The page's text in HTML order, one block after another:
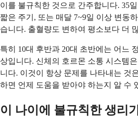
이를 불규칙한 것으로 간주합니다. 35
짧은 주기, 또는 매달 7~9일 이상 변동
습니다. 출혈량도 변하여 평소보다 더
특히 10대 후반과 20대 초반에는 어느
상입니다. 신체의 호르몬 소통 시스템
니다. 이것이 항상 문제를 나타내는 것
하면 언제 도움을 받아야 하는지 알 수
이 나이에 불규칙한 생리